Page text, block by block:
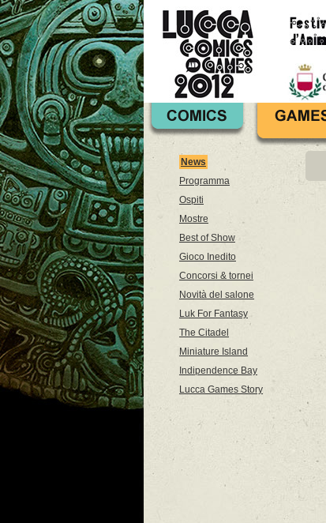
News
Programma
Ospiti
Mostre
Best of Show
Gioco Inedito
Concorsi & tornei
Novità del salone
Luk For Fantasy
The Citadel
Miniature Island
Indipendence Bay
Lucca Games Story